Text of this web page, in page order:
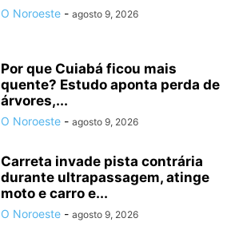
O Noroeste - agosto 9, 2026
Por que Cuiabá ficou mais
quente? Estudo aponta perda de
árvores,...
O Noroeste - agosto 9, 2026
Carreta invade pista contrária
durante ultrapassagem, atinge
moto e carro e...
O Noroeste - agosto 9, 2026